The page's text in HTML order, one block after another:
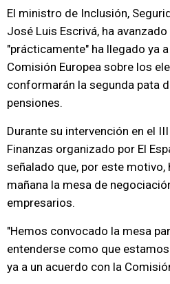
El ministro de Inclusión,
José Luis Escrivá, ha
"prácticamente" ha llegado ya
Comisión Europea sobre los
conformarán la segunda pata
pensiones.
Durante su intervención en el
Finanzas organizado por El
señalado que, por este motivo,
mañana la mesa de
empresarios.
"Hemos convocado la mesa
entenderse como que
ya a un acuerdo con la